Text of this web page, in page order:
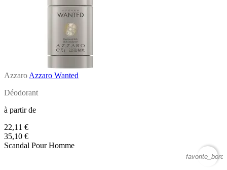
Azzaro Azzaro Wanted
Déodorant
à partir de
22,11 €
35,10 €
Scandal Pour Homme